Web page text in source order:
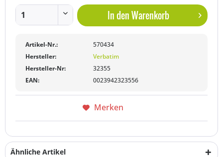
In denWarenkorb
Artikel-Nr.:
570434
Hersteller:
Verbatim
Hersteller-Nr:
32355
EAN:
0023942323556
Merken
Ähnliche Artikel